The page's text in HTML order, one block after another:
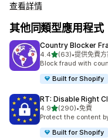
查看詳情
其他同類型應用程式
Country Blocker
4.4滿分 5 顆星
(63)
共有 63 則評價
•提供免費
Block fraud with
Built for Shopify
RT: Disable Right
4.9滿分 5 顆星
(290)
共有 290 則評價
•免費
Protect the content
Built for Shopify